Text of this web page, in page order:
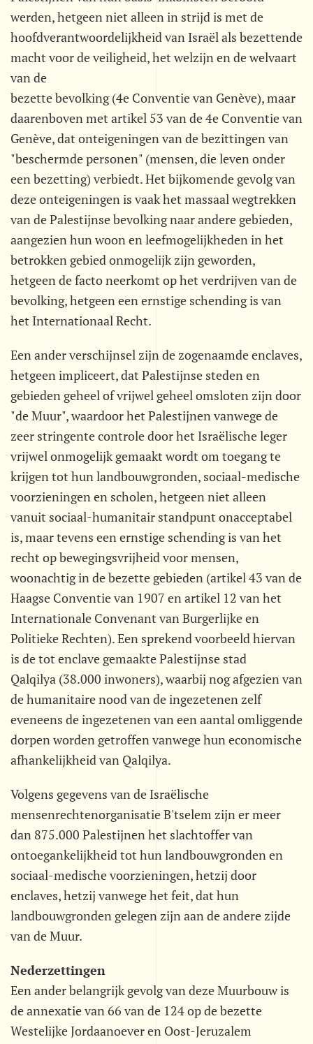
werden, hetgeen niet alleen in strijd is met de
hoofdverantwoordelijkheid van Israël als bezettende
macht voor de veiligheid, het welzijn en de welvaart
van de
bezette bevolking (4e Conventie van Genève), maar
daarenboven met artikel 53 van de 4e Conventie van
Genève, dat onteigeningen van de bezittingen van
"beschermde personen" (mensen, die leven onder
een bezetting) verbiedt. Het bijkomende gevolg van
deze onteigeningen is vaak het massaal wegtrekken
van de Palestijnse bevolking naar andere gebieden,
aangezien hun woon en leefmogelijkheden in het
betrokken gebied onmogelijk zijn geworden,
hetgeen de facto neerkomt op het verdrijven van de
bevolking, hetgeen een ernstige schending is van
het Internationaal Recht.
Een ander verschijnsel zijn de zogenaamde enclaves,
hetgeen impliceert, dat Palestijnse steden en
gebieden geheel of vrijwel geheel omsloten zijn door
"de Muur", waardoor het Palestijnen vanwege de
zeer stringente controle door het Israëlische leger
vrijwel onmogelijk gemaakt wordt om toegang te
krijgen tot hun landbouwgronden, sociaal-medische
voorzieningen en scholen, hetgeen niet alleen
vanuit sociaal-humanitair standpunt onacceptabel
is, maar tevens een ernstige schending is van het
recht op bewegingsvrijheid voor mensen,
woonachtig in de bezette gebieden (artikel 43 van de
Haagse Conventie van 1907 en artikel 12 van het
Internationale Convenant van Burgerlijke en
Politieke Rechten). Een sprekend voorbeeld hiervan
is de tot enclave gemaakte Palestijnse stad
Qalqilya (38.000 inwoners), waarbij nog afgezien van
de humanitaire nood van de ingezetenen zelf
eveneens de ingezetenen van een aantal omliggende
dorpen worden getroffen vanwege hun economische
afhankelijkheid van Qalqilya.
Volgens gegevens van de Israëlische
mensenrechtenorganisatie B'tselem zijn er meer
dan 875.000 Palestijnen het slachtoffer van
ontoegankelijkheid tot hun landbouwgronden en
sociaal-medische voorzieningen, hetzij door
enclaves, hetzij vanwege het feit, dat hun
landbouwgronden gelegen zijn aan de andere zijde
van de Muur.
Nederzettingen
Een ander belangrijk gevolg van deze Muurbouw is
de annexatie van 66 van de 124 op de bezette
Westelijke Jordaanoever en Oost-Jeruzalem